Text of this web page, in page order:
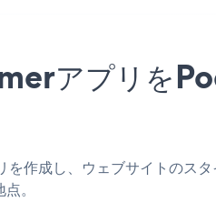
アプリを
作成し、ウェブサイトの
。